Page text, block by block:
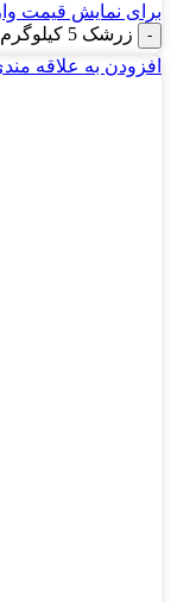
برای نمایش قیمت
زرشک 5 کیلوگرم عدد
افزودن به علاقه